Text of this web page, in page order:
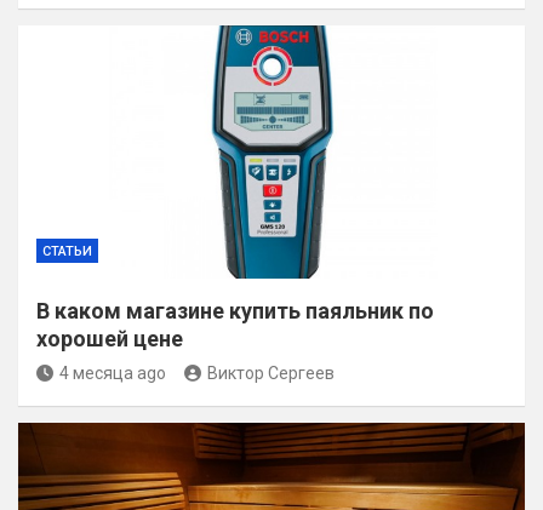
СТАТЬИ
В каком магазине купить паяльник по
хорошей цене
4 месяца ago Виктор Сергеев